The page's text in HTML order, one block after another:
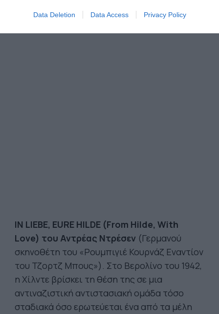
Data Deletion Data Access Privacy Policy
IN LIEBE, EURE HILDE (From Hilde, With
Love) του Αντρέας Ντρέσεν (Γερμανού
σκηνοθέτη του «Ρουμπιγιέ Κουρνάζ Εναντίον
του Τζορτζ Μπους»). Στο Βερολίνο του 1942,
η Χίλντε βρίσκει τη θέση της σε μια
αντιναζιστική αντιστασιακή ομάδα τόσο
σταδιακά όσο ερωτεύεται ένα από τα μέλη